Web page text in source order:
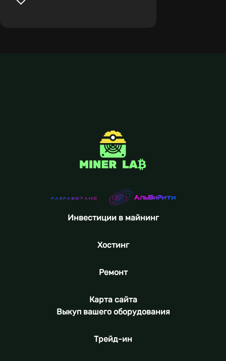
Инвестиции в майнинг
Хостинг
Ремонт
Карта сайта
Выкуп вашего оборудования
Трейд-ин